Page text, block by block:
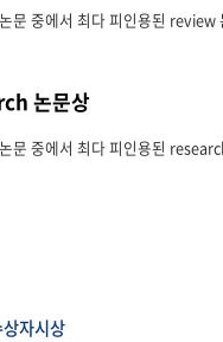
문 중에서 최다 피인용된 review
논문상
문 중에서 최다 피인용된
자시상